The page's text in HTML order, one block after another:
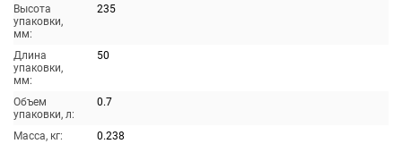
Высота
упаковки,
мм:
235
Длина
упаковки,
мм:
50
Объем
упаковки, л:
0.7
Масса, кг:
0.238